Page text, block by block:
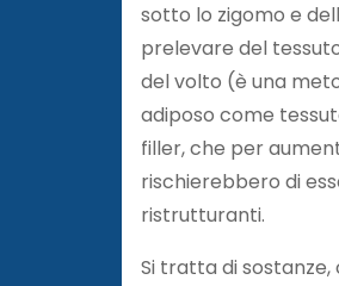
sotto lo zigomo e
prelevare del
del volto (è una
adiposo come
filler, che per
rischierebbero di
ristrutturanti.
Si tratta di